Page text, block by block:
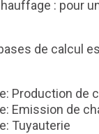
: pour
de calcul
Production de
Emission de
Tuyauterie